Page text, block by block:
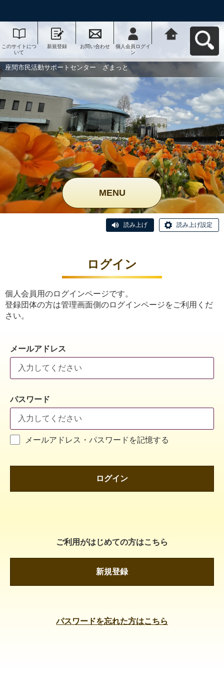
このサイトにつ
いて
新規登録 お問い合わせ
個人会員ログイ
ン
ー ざまっとへ
座間市民活動サポートセンター ざまっと
MENU
読み上げ 読み上げ設定
ログイン
個人会員用のログインページです。
登録団体の方は管理画面側のログインページをご利用くだ
さい。
メールアドレス
パスワード
メールアドレス・パスワードを記憶する
ログイン
ご利用がはじめての方はこちら
新規登録
パスワードを忘れた方はこちら